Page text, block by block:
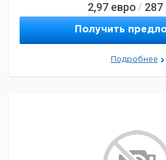
2,97 евро / 287
Получить
Подробнее